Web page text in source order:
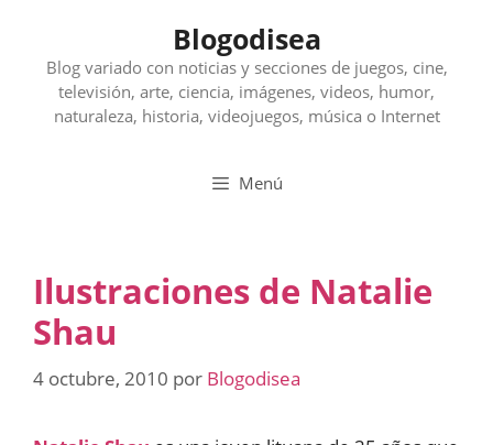
contenido
Blogodisea
Blog variado con noticias y secciones de juegos, cine,
televisión, arte, ciencia, imágenes, videos, humor,
naturaleza, historia, videojuegos, música o Internet
Menú
Ilustraciones de Natalie
Shau
4 octubre, 2010 por Blogodisea